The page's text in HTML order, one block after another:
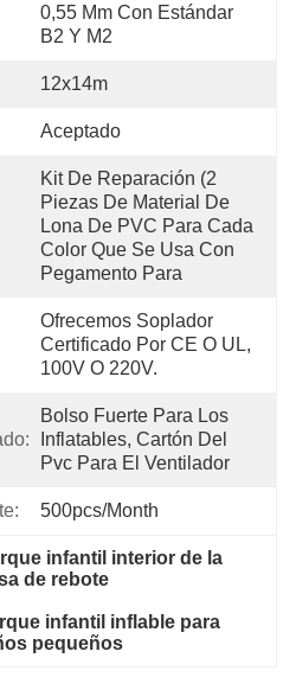
0,55 Mm Con Estándar
B2 Y M2
12x14m
Aceptado
Kit De Reparación (2
Piezas De Material De
Lona De PVC Para Cada
Color Que Se Usa Con
Pegamento Para
Ofrecemos Soplador
Certificado Por CE O UL,
100V O 220V.
Bolso Fuerte Para Los
Inflatables, Cartón Del
Pvc Para El Ventilador
500pcs/month
infantil interior de la
de rebote
infantil inflable para
pequeños